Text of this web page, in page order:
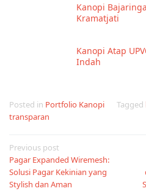
Kanopi
Kramatjati
Kanopi Atap
Indah
Posted in Portfolio Kanopi Tagged
transparan
Post
navigation
Previous post
Pagar Expanded Wiremesh:
Solusi Pagar Kekinian yang
Stylish dan Aman